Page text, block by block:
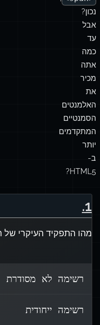
נכון?
אבל
עד
כמה
אתה
מכיר
את
האלמנטים
הסמנטיים
המתקדמים
יותר
ב-
HTML5?
1
.
מהו התפקיד העיקרי של
רשימה לא מסודרת
רשימה ייחודית
כאשר פריטים